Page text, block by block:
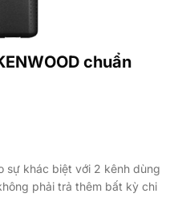
chuẩn
sự khác biệt với 2 kênh dùng
phải trả thêm bất kỳ chi